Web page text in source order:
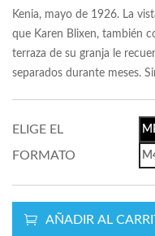
Kenia, mayo de 1926. La
que Karen Blixen, también
terraza de su granja le
separados durante meses.
ELIGE EL
FORMATO
AÑADIR AL